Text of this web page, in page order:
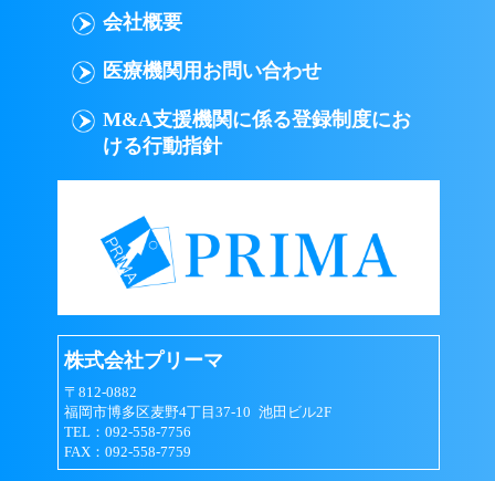
会員は以下の行為を行なわないものとします｡
意図的に虚偽の情報を登録する行為
を他人に貸与、譲渡などして、プリーマ
パスワードを不正に使用する行為
著作権、商標権、プライバシー権、氏名
する行為
法令、公序良俗に反する行為、またはそ
の恐れのある行為
会社概要
医療機関用お問い合わせ
M&A支援機関に係る登録制度にお
ける行動指針
株式会社プリーマ
〒812-0882
福岡市博多区麦野4丁目37-10 池田ビル2F
TEL：092-558-7756
FAX：092-558-7759